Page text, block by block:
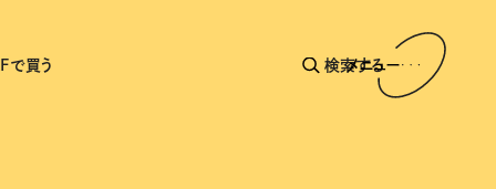
で買う 検索する
メニュー